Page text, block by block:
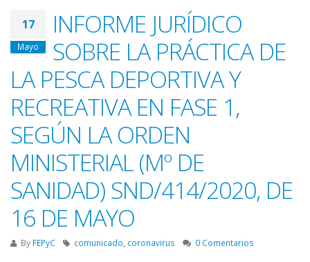
17
Mayo
INFORME JURÍDICO
SOBRE LA PRÁCTICA DE
LA PESCA DEPORTIVA Y
RECREATIVA EN FASE 1,
SEGÚN LA ORDEN
MINISTERIAL (Mº DE
SANIDAD) SND/414/2020, DE
16 DE MAYO
By FEPyC comunicado, coronavirus 0 Comentarios